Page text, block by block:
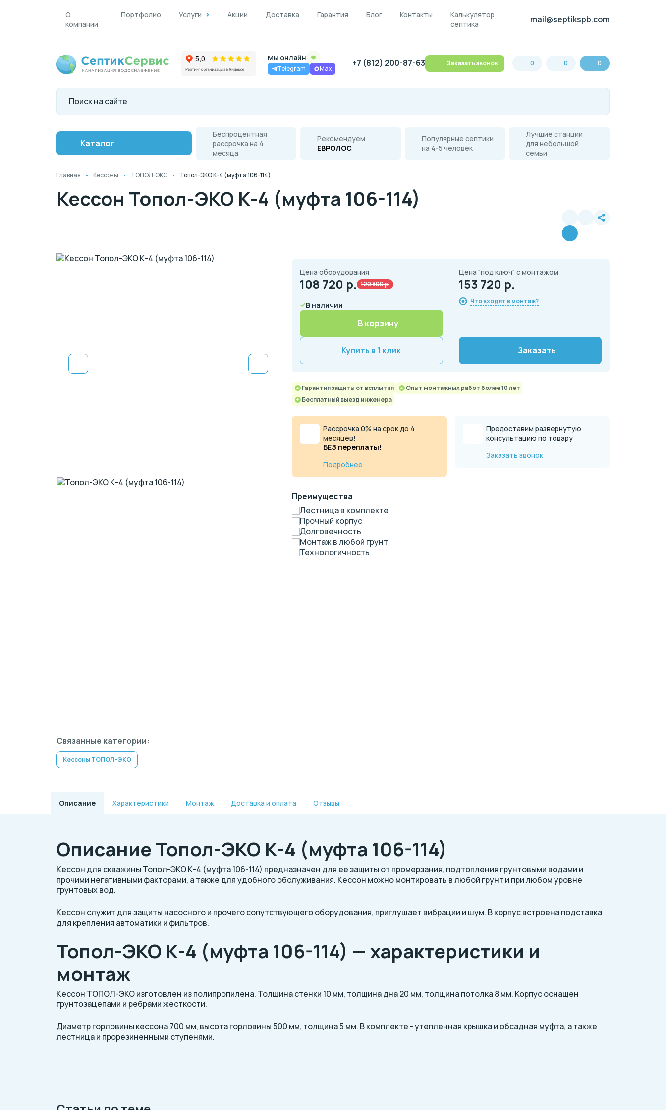
О
компании
Портфолио Услуги Акции Доставка Гарантия Блог Контакты
Калькулятор
септика
mail@septikspb.com
Мы онлайн
Telegram Max +7 (812) 200-87-63 Заказать звонок 0 0 0
Каталог
Беспроцентная
рассрочка на 4
месяца
Рекомендуем
ЕВРОЛОС
Популярные септики
на 4-5 человек
Лучшие станции
для небольшой
семьи
Главная Кессоны ТОПОЛ-ЭКО Топол-ЭКО К-4 (муфта 106-114)
Кессон Топол-ЭКО К-4 (муфта 106-114)
Цена оборудования
108 720 р. 120 800 р.
В наличии
В корзину
Купить в 1 клик
Цена "под ключ" с монтажом
153 720 р.
Что входит в монтаж?
Заказать
Гарантия защиты от всплытия
Опыт монтажных работ более 10 лет
Бесплатный выезд инженера
Рассрочка 0% на срок до 4
месяцев!
БЕЗ переплаты!
Подробнее
Предоставим развернутую
консультацию по товару
Заказать звонок
Преимущества
Лестница в комплекте
Прочный корпус
Долговечность
Монтаж в любой грунт
Технологичность
Связанные категории:
Кессоны ТОПОЛ-ЭКО
Описание Характеристики Монтаж Доставка и оплата Отзывы
Описание Топол-ЭКО К-4 (муфта 106-114)
Кессон для скважины Топол-ЭКО К-4 (муфта 106-114) предназначен для ее защиты от промерзания, подтопления грунтовыми водами и
прочими негативными факторами, а также для удобного обслуживания. Кессон можно монтировать в любой грунт и при любом уровне
грунтовых вод.
Кессон служит для защиты насосного и прочего сопутствующего оборудования, приглушает вибрации и шум. В корпус встроена подставка
для крепления автоматики и фильтров.
Топол-ЭКО К-4 (муфта 106-114) — характеристики и
монтаж
Кессон ТОПОЛ-ЭКО изготовлен из полипропилена. Толщина стенки 10 мм, толщина дна 20 мм, толщина потолка 8 мм. Корпус оснащен
грунтозацепами и ребрами жесткости.
Диаметр горловины кессона 700 мм, высота горловины 500 мм, толщина 5 мм. В комплекте - утепленная крышка и обсадная муфта, а также
лестница и прорезиненными ступенями.